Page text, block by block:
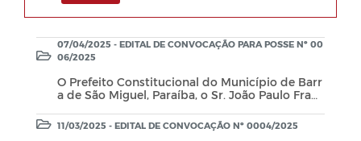
07/04/2025 - EDITAL DE CONVOCAÇÃO PARA POSSE Nº 00
06/2025
O Prefeito Constitucional do Município de Barr
a de São Miguel, Paraíba, o Sr. João Paulo Franç
ridas, faz saber que: A Comissão Organizadora
do Concurso Público de Barra de São Miguel, a
11/03/2025 - EDITAL DE CONVOCAÇÃO Nº 0004/2025